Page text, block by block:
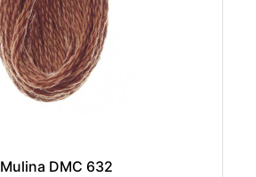
Mulina DMC 632